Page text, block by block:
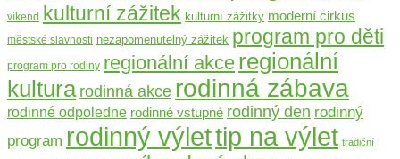
víkend kulturní zážitek kulturní zážitky moderní cirkus
městské slavnosti nezapomenutelný zážitek program pro děti
program pro rodiny regionální akce regionální
kultura rodinná akce rodinná zábava
rodinné odpoledne rodinné vstupné rodinný den rodinný
program rodinný výlettip na výlet tradiční